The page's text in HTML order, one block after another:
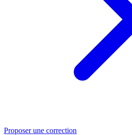
Proposer une correction